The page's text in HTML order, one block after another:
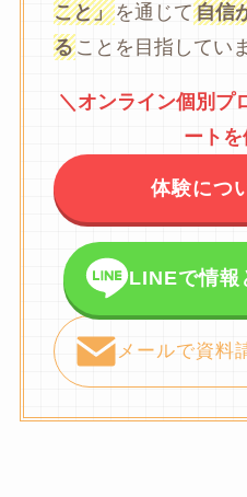
こと」を通じて自信
ることを目指してい
＼オンライン個別プ
ートを
体験につ
LINEで情報
メールで資料